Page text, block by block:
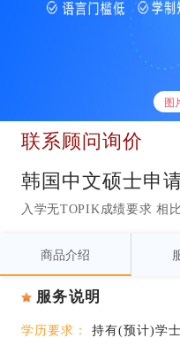
图
联系顾问询价
韩国中文硕士申
入学无TOPIK成绩要求 相
商品介绍
服务说明
学历要求： 持有(预计)学